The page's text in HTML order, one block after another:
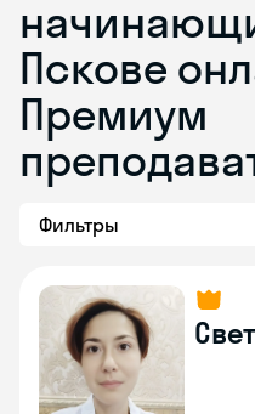
Пскове
Премиум
Фильтры
online